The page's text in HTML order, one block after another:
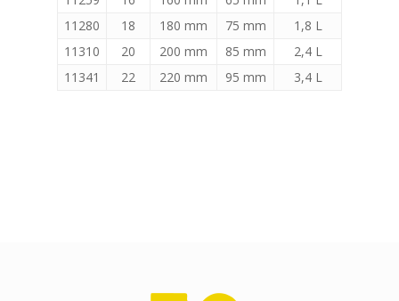
11280
18 180 mm 75 mm
1,8 L
11310
20 200 mm 85 mm
2,4 L
11341
22 220 mm 95 mm 3,4 L